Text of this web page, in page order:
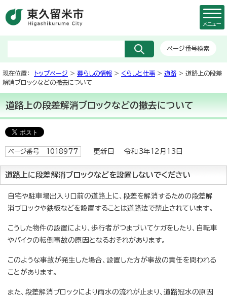
ページ番号検索
メニュー
現在位置： トップページ > 暮らしの情報 > くらしと仕事 > 道路 > 道路上の段差
解消ブロックなどの撤去について
道路上の段差解消ブロックなどの撤去について
ページ番号 1018977 更新日 令和3年12月13日
道路上に段差解消ブロックなどを設置しないでください
自宅や駐車場出入り口前の道路上に、段差を解消するための段差解
消ブロックや鉄板などを設置することは道路法で禁止されています。
こうした物件の設置により、歩行者がつまづいてケガをしたり、自転車
やバイクの転倒事故の原因となるおそれがあります。
このような事故が発生した場合、設置した方が事故の責任を問われる
ことがあります。
また、段差解消ブロックにより雨水の流れが止まり、道路冠水の原因